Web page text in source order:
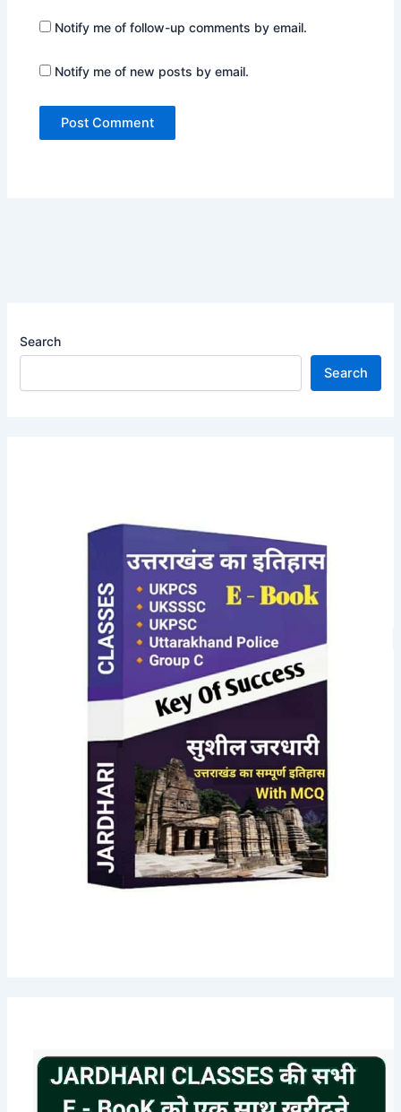
Notify me of follow-up comments by email.
Notify me of new posts by email.
Search
Search